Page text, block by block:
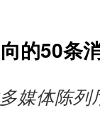
的50条
媒体陈